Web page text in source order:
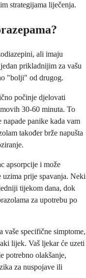
strategijama liječenja.
ali imaju
prikladnijim za vašu
"bolji" od drugog.
počinje djelovati
30-60 minuta. To
panike kada vam
također brže napušta
apsorpcije i može
uzima prije spavanja. Neki
tijekom dana, dok
za upotrebu po
vaše specifične simptome,
lijek. Vaš ljekar će uzeti
potrebno olakšanje,
za nuspojave ili